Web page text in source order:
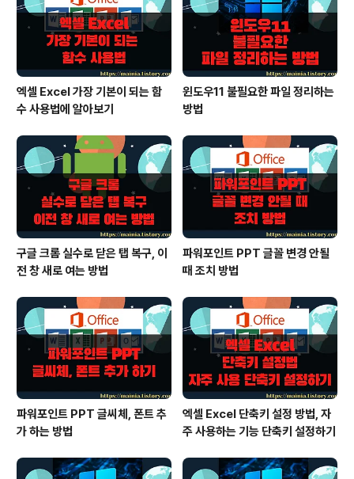
정책을 참고해서 파일을 다운받으세요. 완전 무료를 받으
려면 xMind..
엑셀 Excel 가장 기본이 되는 함
수 사용법에 알아보기
윈도우11 불필요한 파일 정리하는
방법
구글 크롬 실수로 닫은 탭 복구, 이
전 창 새로 여는 방법
파워포인트 PPT 글꼴 변경 안될
때 조치 방법
파워포인트 PPT 글씨체, 폰트 추
가 하는 방법
엑셀 Excel 단축키 설정 방법, 자
주 사용하는 기능 단축키 설정하기